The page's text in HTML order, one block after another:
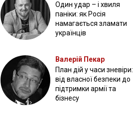
Один удар – і хвиля
паніки: як Росія
намагається зламати
українців
Валерій Пекар
План дій у часи зневіри:
від власної безпеки до
підтримки армії та
бізнесу